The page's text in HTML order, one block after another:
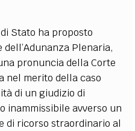
Stato ha proposto
Plenaria,
pronuncia della Corte
nel merito della caso
di un giudizio di
inammissibile avverso un
di ricorso straordinario al